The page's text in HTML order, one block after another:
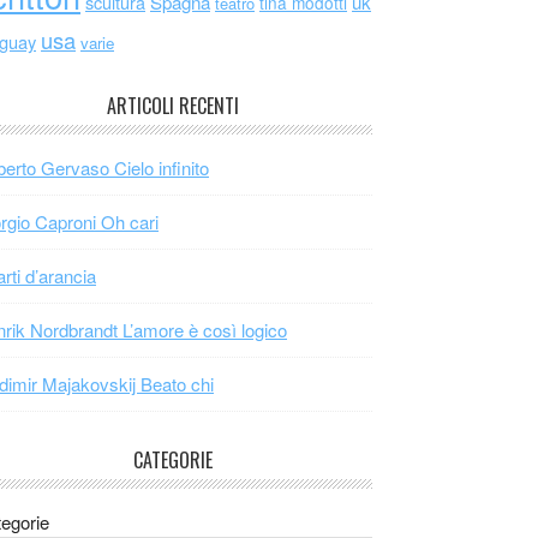
usa varie
ARTICOLI RECENTI
Gervaso Cielo infinito
Caproni Oh cari
d’arancia
Nordbrandt L’amore è così logico
Majakovskij Beato chi
CATEGORIE